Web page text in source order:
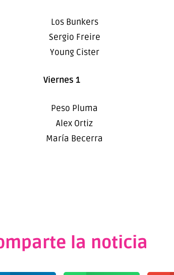
Los Bunkers
Sergio Freire
Young Cister
Viernes 1
Peso Pluma
Alex Ortiz
María Becerra
la noticia